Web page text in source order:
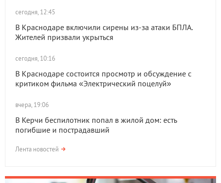
сегодня, 12:45
В Краснодаре включили сирены из-за атаки БПЛА.
Жителей призвали укрыться
сегодня, 10:16
В Краснодаре состоится просмотр и обсуждение с
критиком фильма «Электрический поцелуй»
вчера, 19:06
В Керчи беспилотник попал в жилой дом: есть
погибшие и пострадавший
Лента новостей